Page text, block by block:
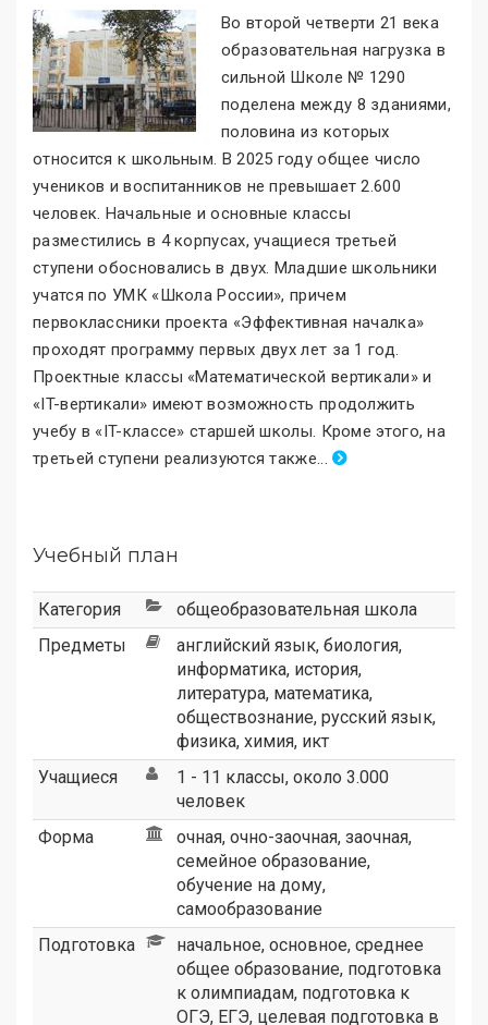
Во второй четверти 21 века
образовательная нагрузка в
сильной Школе № 1290
поделена между 8 зданиями,
половина из которых
относится к школьным. В 2025 году общее число
учеников и воспитанников не превышает 2.600
человек. Начальные и основные классы
разместились в 4 корпусах, учащиеся третьей
ступени обосновались в двух. Младшие школьники
учатся по УМК «Школа России», причем
первоклассники проекта «Эффективная началка»
проходят программу первых двух лет за 1 год.
Проектные классы «Математической вертикали»и
«IT-вертикали» имеют возможность продолжить
учебу в «IT-классе» старшей школы. Кроме этого, на
третьей ступени реализуются также...
Учебный план
Категория
общеобразовательная школа
Предметы
английский язык, биология,
информатика, история,
литература, математика,
обществознание, русский язык,
физика, химия, икт
Учащиеся
1 - 11 классы, около 3.000
человек
Форма
очная, очно-заочная, заочная,
семейное образование,
обучение на дому,
самообразование
Подготовка
начальное, основное, среднее
общее образование, подготовка
к олимпиадам, подготовка к
ОГЭ, ЕГЭ, целевая подготовка в